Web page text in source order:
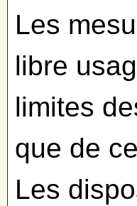
Les
libre
limites
que de
Les